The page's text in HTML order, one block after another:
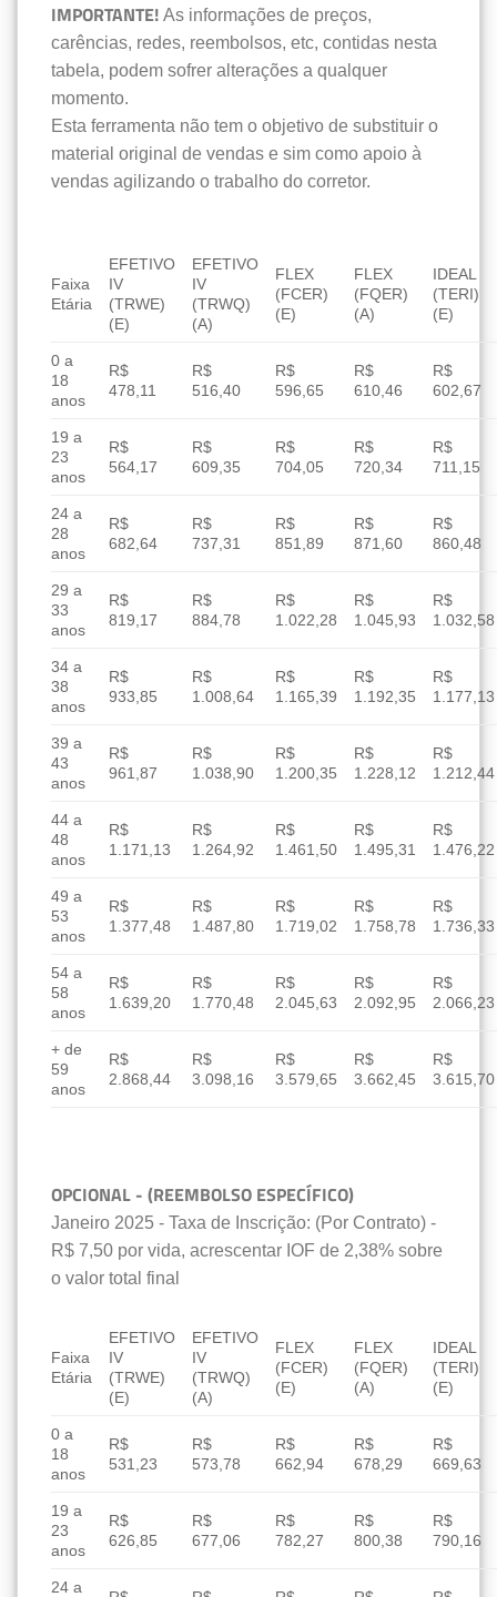
IMPORTANTE! As informações de preços,
carências, redes, reembolsos, etc, contidas nesta
tabela, podem sofrer alterações a qualquer
momento.
Esta ferramenta não tem o objetivo de substituir o
material original de vendas e sim como apoio à
vendas agilizando o trabalho do corretor.
Faixa
Etária
EFETIVO
IV
(TRWE)
(E)
EFETIVO
IV
(TRWQ)
(A)
FLEX
(FCER)
(E)
FLEX
(FQER)
(A)
IDEAL
(TERI)
(E)
0 a
18
anos
R$
478,11
R$
516,40
R$
596,65
R$
610,46
R$
602,67
19 a
23
anos
R$
564,17
R$
609,35
R$
704,05
R$
720,34
R$
711,15
24 a
28
anos
R$
682,64
R$
737,31
R$
851,89
R$
871,60
R$
860,48
29 a
33
anos
R$
819,17
R$
884,78
R$
1.022,28
R$
1.045,93
R$
1.032,58
34 a
38
anos
R$
933,85
R$
1.008,64
R$
1.165,39
R$
1.192,35
R$
1.177,13
39 a
43
anos
R$
961,87
R$
1.038,90
R$
1.200,35
R$
1.228,12
R$
1.212,44
44 a
48
anos
R$
1.171,13
R$
1.264,92
R$
1.461,50
R$
1.495,31
R$
1.476,22
49 a
53
anos
R$
1.377,48
R$
1.487,80
R$
1.719,02
R$
1.758,78
R$
1.736,33
54 a
58
anos
R$
1.639,20
R$
1.770,48
R$
2.045,63
R$
2.092,95
R$
2.066,23
+ de
59
anos
R$
2.868,44
R$
3.098,16
R$
3.579,65
R$
3.662,45
R$
3.615,70
OPCIONAL - (REEMBOLSO ESPECÍFICO)
Janeiro 2025 - Taxa de Inscrição: (Por Contrato) -
R$ 7,50 por vida, acrescentar IOF de 2,38% sobre
o valor total final
Faixa
Etária
EFETIVO
IV
(TRWE)
(E)
EFETIVO
IV
(TRWQ)
(A)
FLEX
(FCER)
(E)
FLEX
(FQER)
(A)
IDEAL
(TERI)
(E)
0 a
18
anos
R$
531,23
R$
573,78
R$
662,94
R$
678,29
R$
669,63
19 a
23
anos
R$
626,85
R$
677,06
R$
782,27
R$
800,38
R$
790,16
24 a